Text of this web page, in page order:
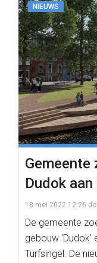
NIEUWS
Dudok
18 mei 2022 12:26
De gemeente
gebouw
Turfsingel. De